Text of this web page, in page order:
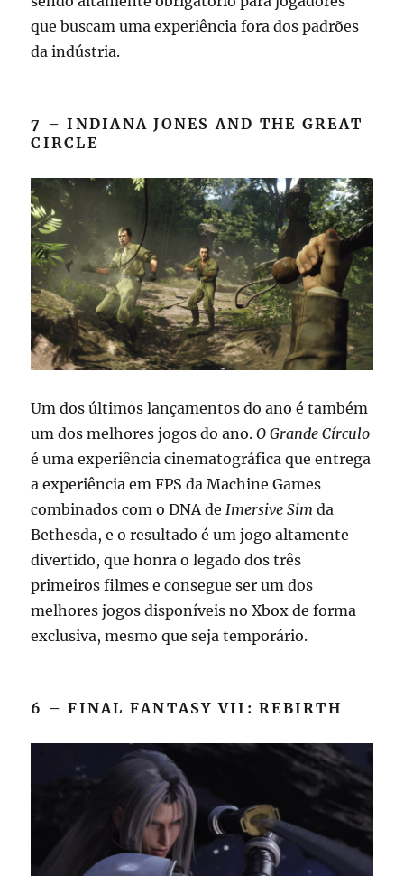
que buscam uma experiência fora dos padrões
da indústria.
7 – INDIANA JONES AND THE GREAT
CIRCLE
Um dos últimos lançamentos do ano é também
um dos melhores jogos do ano.O Grande Círculo
é uma experiência cinematográfica que entrega
a experiência em FPS da Machine Games
combinados com o DNA de Imersive Sim da
Bethesda, e o resultado é um jogo altamente
divertido, que honra o legado dos três
primeiros filmes e consegue ser um dos
melhores jogos disponíveis no Xbox de forma
exclusiva, mesmo que seja temporário.
6 – FINAL FANTASY VII: REBIRTH